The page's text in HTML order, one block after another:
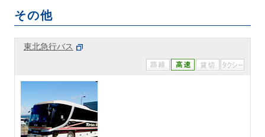
その他
東北急行バス